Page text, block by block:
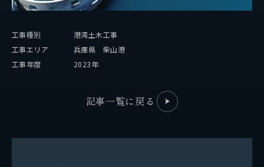
企業情報
代表挨拶
会社概要
工事種別
港湾土木工事
工事エリア
兵庫県 柴山港
工事年度
2023年
記事一覧に戻る